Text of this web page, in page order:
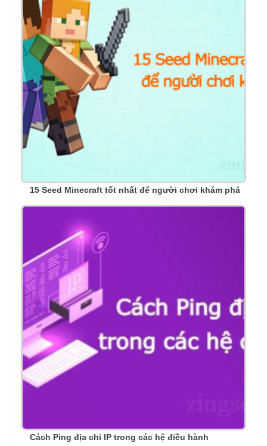
15 Seed Minecraft tốt nhất để người chơi khám phá
Cách Ping địa chỉ IP trong các hệ điều hành